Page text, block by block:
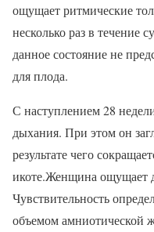
ощущает ритмические
несколько раз в течение
данное состояние не
для плода.
С наступлением 28
дыхания. При этом он
результате чего
икоте.Женщина ощущает
Чувствительность
объемом амниотической